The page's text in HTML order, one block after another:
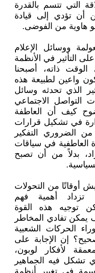
التي تتسم بالقدرة
أن تؤدي إلى قيادة
هاوية من الفوضى.
ووسائل الإعلام
التأثير في الأنظمة
الوقت ذاته، أصبحنا
واعين لطبيعة هذه
الذي تحدثه وسائل
التواصل الاجتماعي
كيف أن العاطفة
في تشكيل قرارات
الضروري التفكير
العاطفية في سياقات
بدلاً من أن تصبح
أوقاتًا من التحولات
تزداد أهمية فهم
توجيه هذه القوة
يمكن تفادي المخاطر
الحركات الشعبية
إن الإجابة على
لأفكار لوبون،
تشكل فيه الجماهير